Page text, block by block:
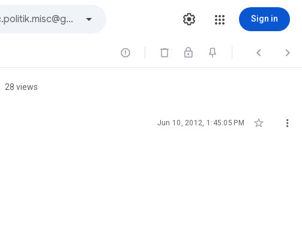
Sign in
  
28 views
Jun 10, 2012, 1:45:05 PM  